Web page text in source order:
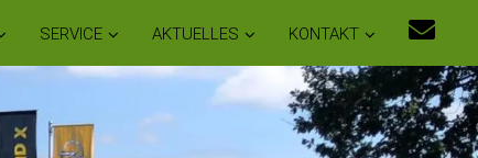
SERVICE AKTUELLES KONTAKT